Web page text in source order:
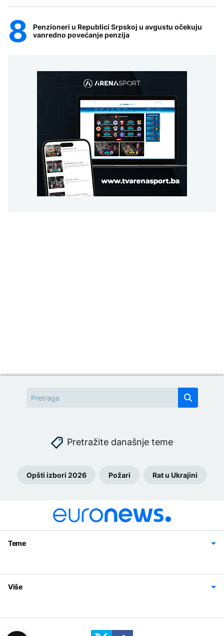
Penzioneri u Republici Srpskoj u avgustu očekuju
vanredno povećanje penzija
Pretražite današnje teme
Opšti izbori 2026 Požari Rat u Ukrajini
Teme
Svijet
Sport
Magazin
Više
Politika privatnosti
Uslovi korišćenja